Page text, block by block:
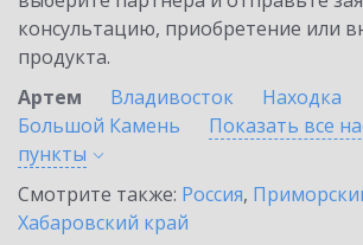
консультацию, приобретение или
продукта.
Артем
Владивосток Находка
Большой Камень
Показать все
пункты
Смотрите также: Россия,
Хабаровский край